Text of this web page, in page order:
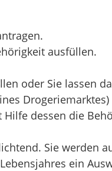
ausfüllen.
oder Sie lassen
Hilfe dessen die
Sie werden
ein